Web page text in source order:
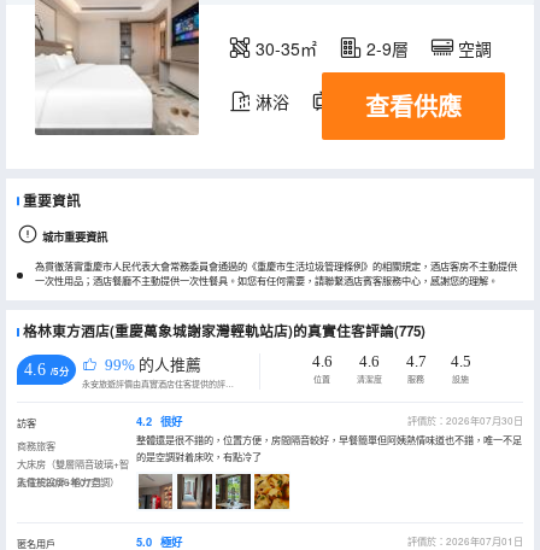
30-35㎡ 2-9層 空調
淋浴 電視機
查看供應
重要資訊
城市重要資訊
為貫徹落實重慶市人民代表大會常務委員會通過的《重慶市生活垃圾管理條例》的相關規定，酒店客房不主動提供
一次性用品；酒店餐廳不主動提供一次性餐具。如您有任何需要，請聯繫酒店賓客服務中心，感謝您的理解。
格林東方酒店(重慶萬象城謝家灣輕軌站店)的真實住客評論(775)
4.6 /5分 99% 的人推薦
永安旅遊評價由真實酒店住客提供的評價。
4.6
位置
4.6
清潔度
4.7
服務
4.5
設施
訪客
商務旅客
大床房（雙層隔音玻璃+智
能電視投屏+格力空調）
入住於2026年07月
4.2 很好
評價於：2026年07月30日
整體還是很不錯的，位置方便，房間隔音較好，早餐簡單但阿姨熱情味道也不錯，唯一不足
的是空調對着床吹，有點冷了
匿名用戶
5.0 極好
評價於：2026年07月01日